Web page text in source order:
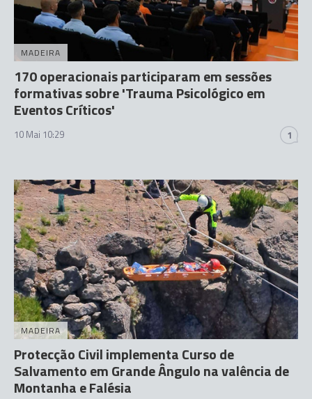
MADEIRA
170 operacionais participaram em sessões
formativas sobre 'Trauma Psicológico em
Eventos Críticos'
10 Mai 10:29 1
MADEIRA
Protecção Civil implementa Curso de
Salvamento em Grande Ângulo na valência de
Montanha e Falésia